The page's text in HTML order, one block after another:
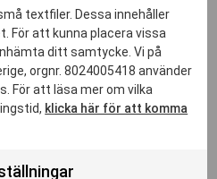
för journalist som
textfiler. Dessa innehåller
För att kunna placera vissa
ditt samtycke. Vi på
orgnr. 8024005418 använder
För att läsa mer om vilka
klicka här för att komma